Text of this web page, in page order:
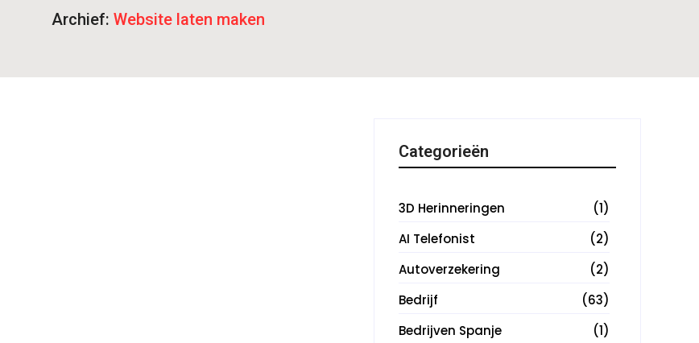
Archief: Website laten maken
Categorieën
3D Herinneringen
(1)
AI Telefonist
(2)
Autoverzekering
(2)
Bedrijf
(63)
Bedrijven Spanje
(1)